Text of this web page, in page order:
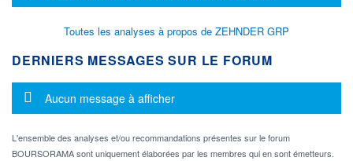
Toutes les analyses à propos de ZEHNDER GRP
DERNIERS MESSAGES SUR LE FORUM
Message d'information
Aucun message à afficher
L'ensemble des analyses et/ou recommandations présentes sur le forum
BOURSORAMA sont uniquement élaborées par les membres qui en sont émetteurs.